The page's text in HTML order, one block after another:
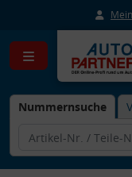
Nummernsuche